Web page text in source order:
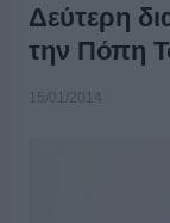
Δεύτερη
την Πόπη
15/01/2014